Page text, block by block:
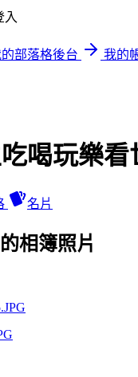
入
部落格後台
我的
喝玩樂看
名片
相簿照片